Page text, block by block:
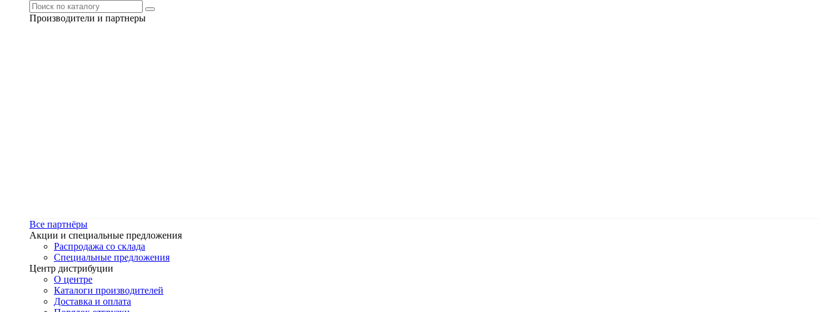
Производители и партнеры
Все партнёры
Акции и специальные предложения
Распродажа со склада
Специальные предложения
Центр дистрибуции
О центре
Каталоги производителей
Доставка и оплата